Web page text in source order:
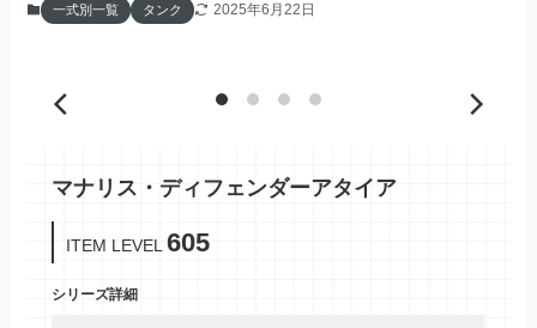
一式別一覧 タンク 2025年6月22日
マナリス・ディフェンダーアタイア
ITEM LEVEL605
シリーズ詳細